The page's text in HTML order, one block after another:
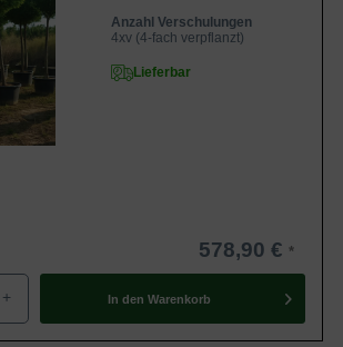
Anzahl Verschulungen
4xv (4-fach verpflanzt)
Lieferbar
578,90 €
+ In den Warenkorb